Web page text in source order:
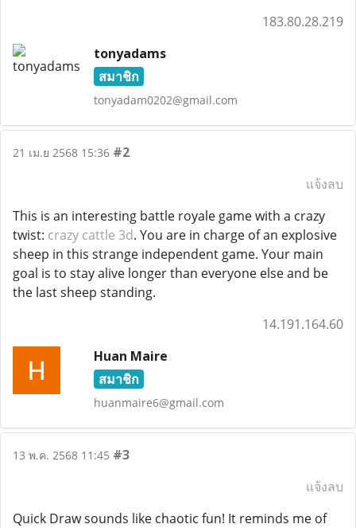
183.80.28.219
tonyadams
สมาชิก
tonyadam0202@gmail.com
21 เม.ย 2568 15:36 #2
แจ้งลบ
This is an interesting battle royale game with a crazy
twist: crazy cattle 3d. You are in charge of an explosive
sheep in this strange independent game. Your main
goal is to stay alive longer than everyone else and be
the last sheep standing.
14.191.164.60
Huan Maire
สมาชิก
huanmaire6@gmail.com
13 พ.ค. 2568 11:45 #3
แจ้งลบ
Quick Draw sounds like chaotic fun! It reminds me of